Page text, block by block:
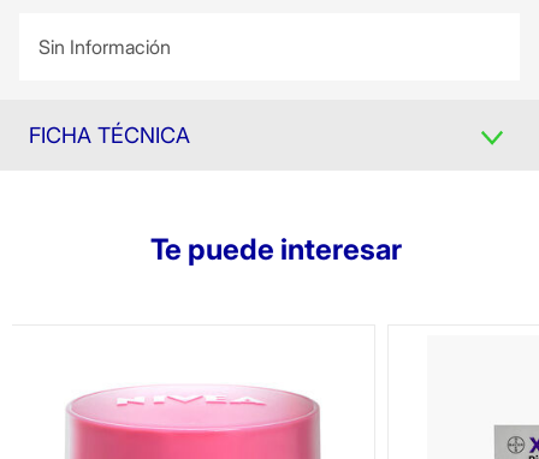
Sin Información
FICHA TÉCNICA
Te puede interesar